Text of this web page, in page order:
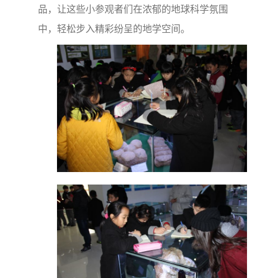
品，让这些小参观者们在浓郁的地球科学氛围
中，轻松步入精彩纷呈的地学空间。